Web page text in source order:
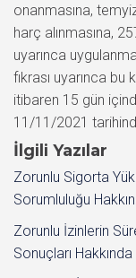
onanmasına,
harç alınmasına,
uyarınca
fıkrası uyarınca
itibaren 15 gün
11/11/2021
İlgili Yazılar
Zorunlu Sigorta
Sorumluluğu
Zorunlu İzinlerin
Sonuçları